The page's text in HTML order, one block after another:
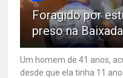
Foragido por
preso na Baixada
Um homem de 41 anos,
desde que ela tinha 11